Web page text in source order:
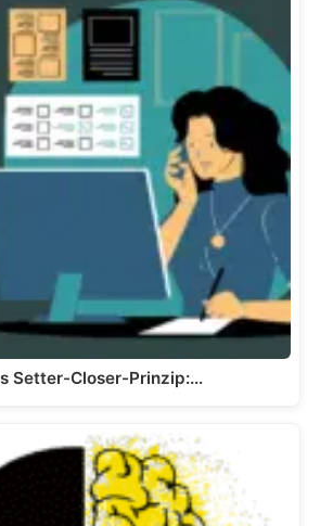
Setter-Closer-Prinzip:…